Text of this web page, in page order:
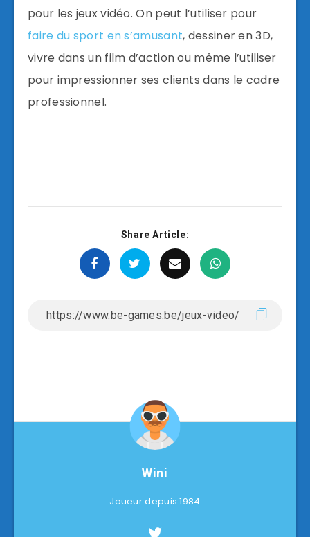
pour les jeux vidéo. On peut l’utiliser pour
faire du sport en s’amusant, dessiner en 3D,
vivre dans un film d’action ou même l’utiliser
pour impressionner ses clients dans le cadre
professionnel.
Share Article:
Wini
Joueur depuis 1984